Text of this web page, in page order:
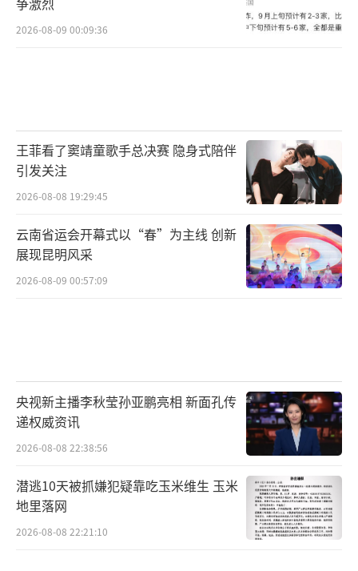
钱还给师先生。
让师先生能够安心地回家过年。 （责任编辑：杨靖）
2026-08-09 00:09:36
王菲看了窦靖童歌手总决赛 隐身式陪伴
引发关注
2026-08-08 19:29:45
云南省运会开幕式以“春”为主线 创新
展现昆明风采
2026-08-09 00:57:09
央视新主播李秋莹孙亚鹏亮相 新面孔传
递权威资讯
2026-08-08 22:38:56
潜逃10天被抓嫌犯疑靠吃玉米维生 玉米
地里落网
2026-08-08 22:21:10